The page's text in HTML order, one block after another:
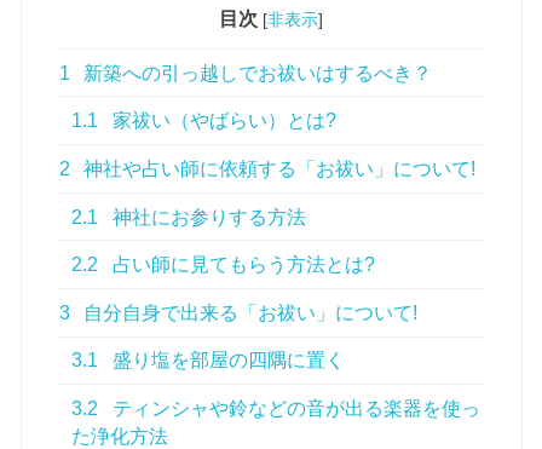
目次 [非表示]
1 新築への引っ越しでお祓いはするべき？
1.1 家祓い（やばらい）とは?
2 神社や占い師に依頼する「お祓い」について!
2.1 神社にお参りする方法
2.2 占い師に見てもらう方法とは?
3 自分自身で出来る「お祓い」について!
3.1 盛り塩を部屋の四隅に置く
3.2
ティンシャや鈴などの音が出る楽器を使っ
た浄化方法